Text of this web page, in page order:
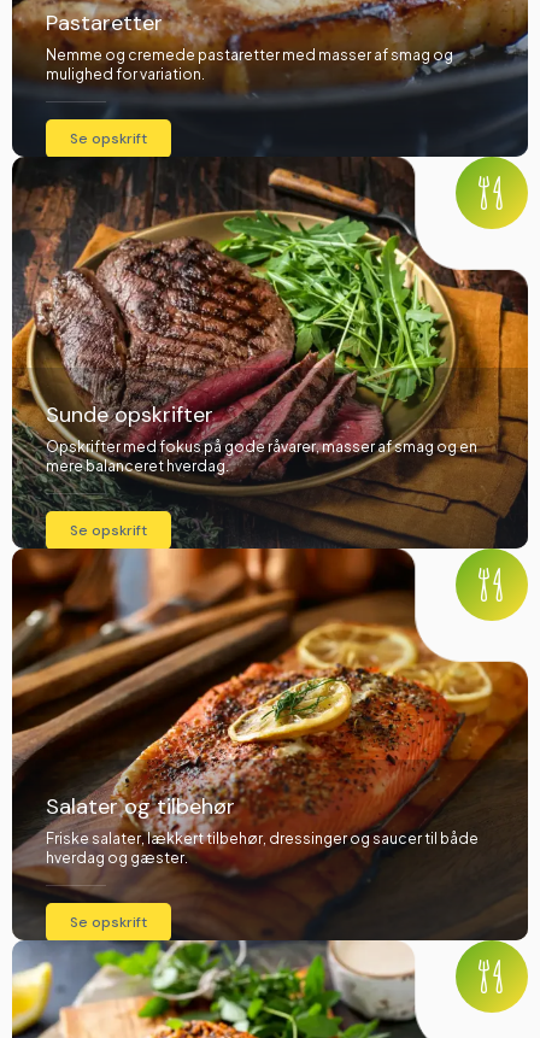
Pastaretter
Nemme og cremede pastaretter med masser af smag og
mulighed for variation.
Se opskrift
Sunde opskrifter
Opskrifter med fokus på gode råvarer, masser af smag og en
mere balanceret hverdag.
Se opskrift
Salater og tilbehør
Friske salater, lækkert tilbehør, dressinger og saucer til både
hverdag og gæster.
Se opskrift